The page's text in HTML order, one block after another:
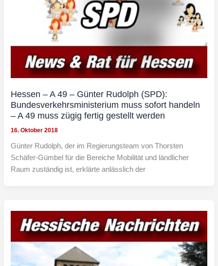
Hessen – A 49 – Günter Rudolph (SPD):
Bundesverkehrsministerium muss sofort handeln
– A 49 muss zügig fertig gestellt werden
16. Oktober 2018
Günter Rudolph, der im Regierungsteam von Thorsten
Schäfer-Gümbel für die Bereiche Mobilität und ländlicher
Raum zuständig ist, erklärte anlässlich der